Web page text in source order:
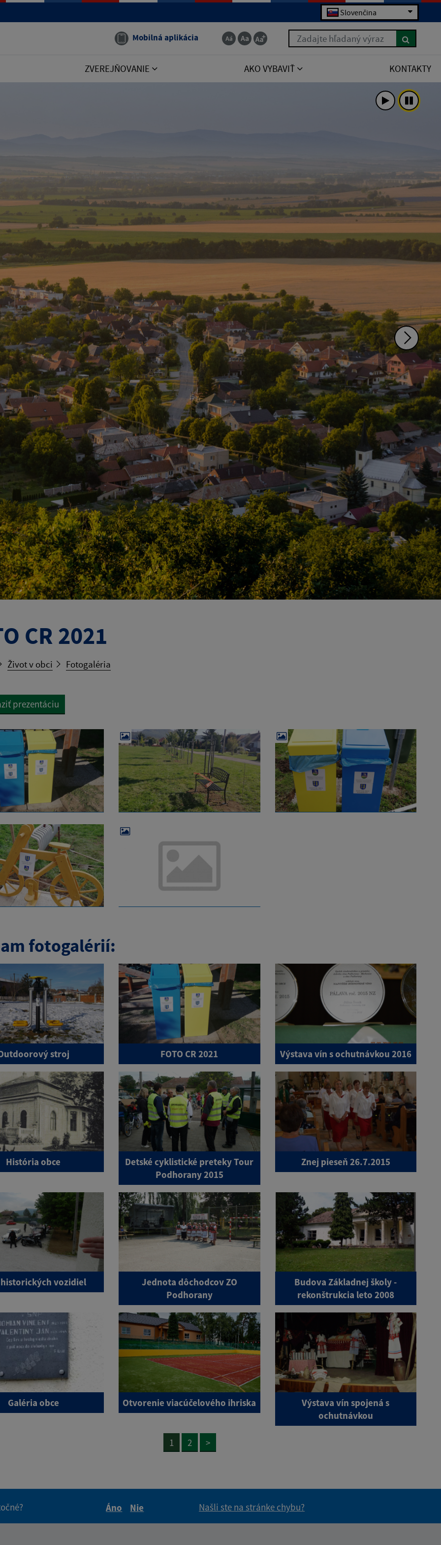
Slovenčina
Mobilná aplikácia Zadajte hľadaný výraz
ZVEREJŇOVANIE AKO VYBAVIŤ KONTAKTY
CR 2021
Život v obci Fotogaléria
prezentáciu
fotogalérií:
stroj FOTO CR 2021 Výstava vín s ochutnávkou 2016
História obce
Detské cyklistické preteky Tour
Podhorany 2015
Znej pieseň 26.7.2015
vozidiel
Jednota dôchodcov ZO
Podhorany
Budova Základnej školy -
rekonštrukcia leto 2008
Galéria obce Otvorenie viacúčelového ihriska
Výstava vín spojená s
ochutnávkou
1 2 >
Áno
Nie
Našli ste na stránke chybu?